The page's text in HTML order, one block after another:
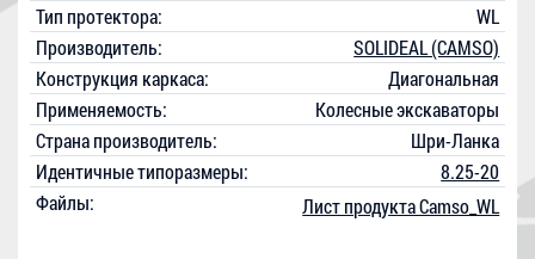
Тип протектора:
WL
Производитель:
SOLIDEAL (CAMSO)
Конструкция каркаса:
Диагональная
Применяемость:
Колесные экскаваторы
Страна производитель:
Шри-Ланка
Идентичные типоразмеры:
8.25-20
Файлы:
Лист продукта Camso_WL